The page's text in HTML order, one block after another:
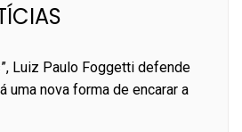
Luiz Paulo Foggetti defende
uma nova forma de encarar a